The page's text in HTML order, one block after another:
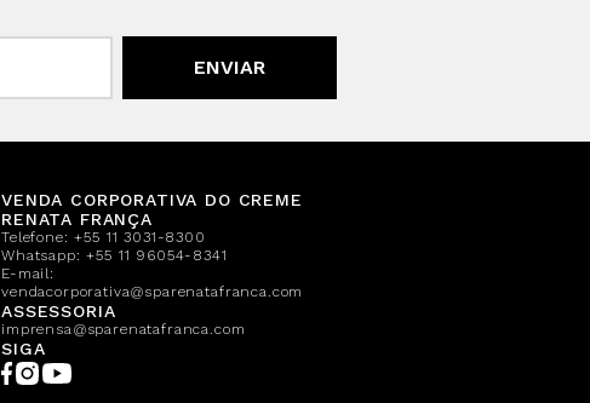
ENVIAR
VENDA CORPORATIVA DO CREME
RENATA FRANÇA
Telefone:+55 11 3031-8300
Whatsapp:+55 11 96054-8341
E-mail:
vendacorporativa@sparenatafranca.com
ASSESSORIA
imprensa@sparenatafranca.com
SIGA